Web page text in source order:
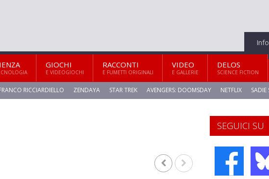
GIOCHI
E VIDEOGIOCHI
RACCONTI
E FUMETTI ORIGINALI
VIDEO
E GALLERIE
DELOS
SCIENCE FICTION
RICCIARDIELLO ZENDAYA STAR TREK AVENGERS: DOOMSDAY NETFLIX SADIE
SEGUICI SU